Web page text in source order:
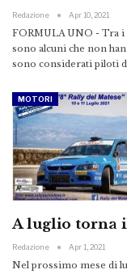
Redazione Apr 10, 2021
FORMULA UNO - Tra i
sono alcuni che non
sono considerati piloti
MOTORI
A luglio torna
Redazione Apr 1, 2021
Nel prossimo mese di